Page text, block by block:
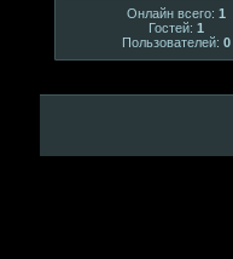
Онлайн всего: 1
Гостей: 1
Пользователей: 0